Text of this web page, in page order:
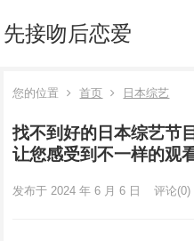
先接吻后恋爱
您的位置 首页 日本综艺
找不到好的日本综艺节
让您感受到不一样的观
发布于 2024 年 6 月 6 日 评论(0)